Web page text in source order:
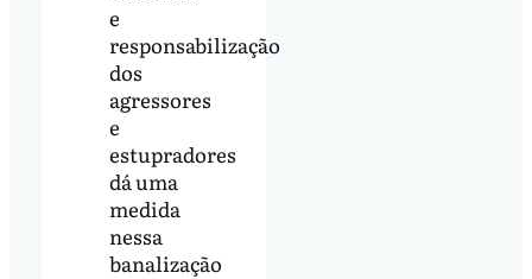
e
responsabilização
dos
agressores
e
estupradores
dá uma
medida
nessa
banalização